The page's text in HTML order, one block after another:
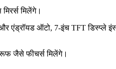
मिलेंगे।
एंड्रॉयड ऑटो, 7-इंच TFT डिस्प्ले
जैसे फीचर्स मिलेंगे।